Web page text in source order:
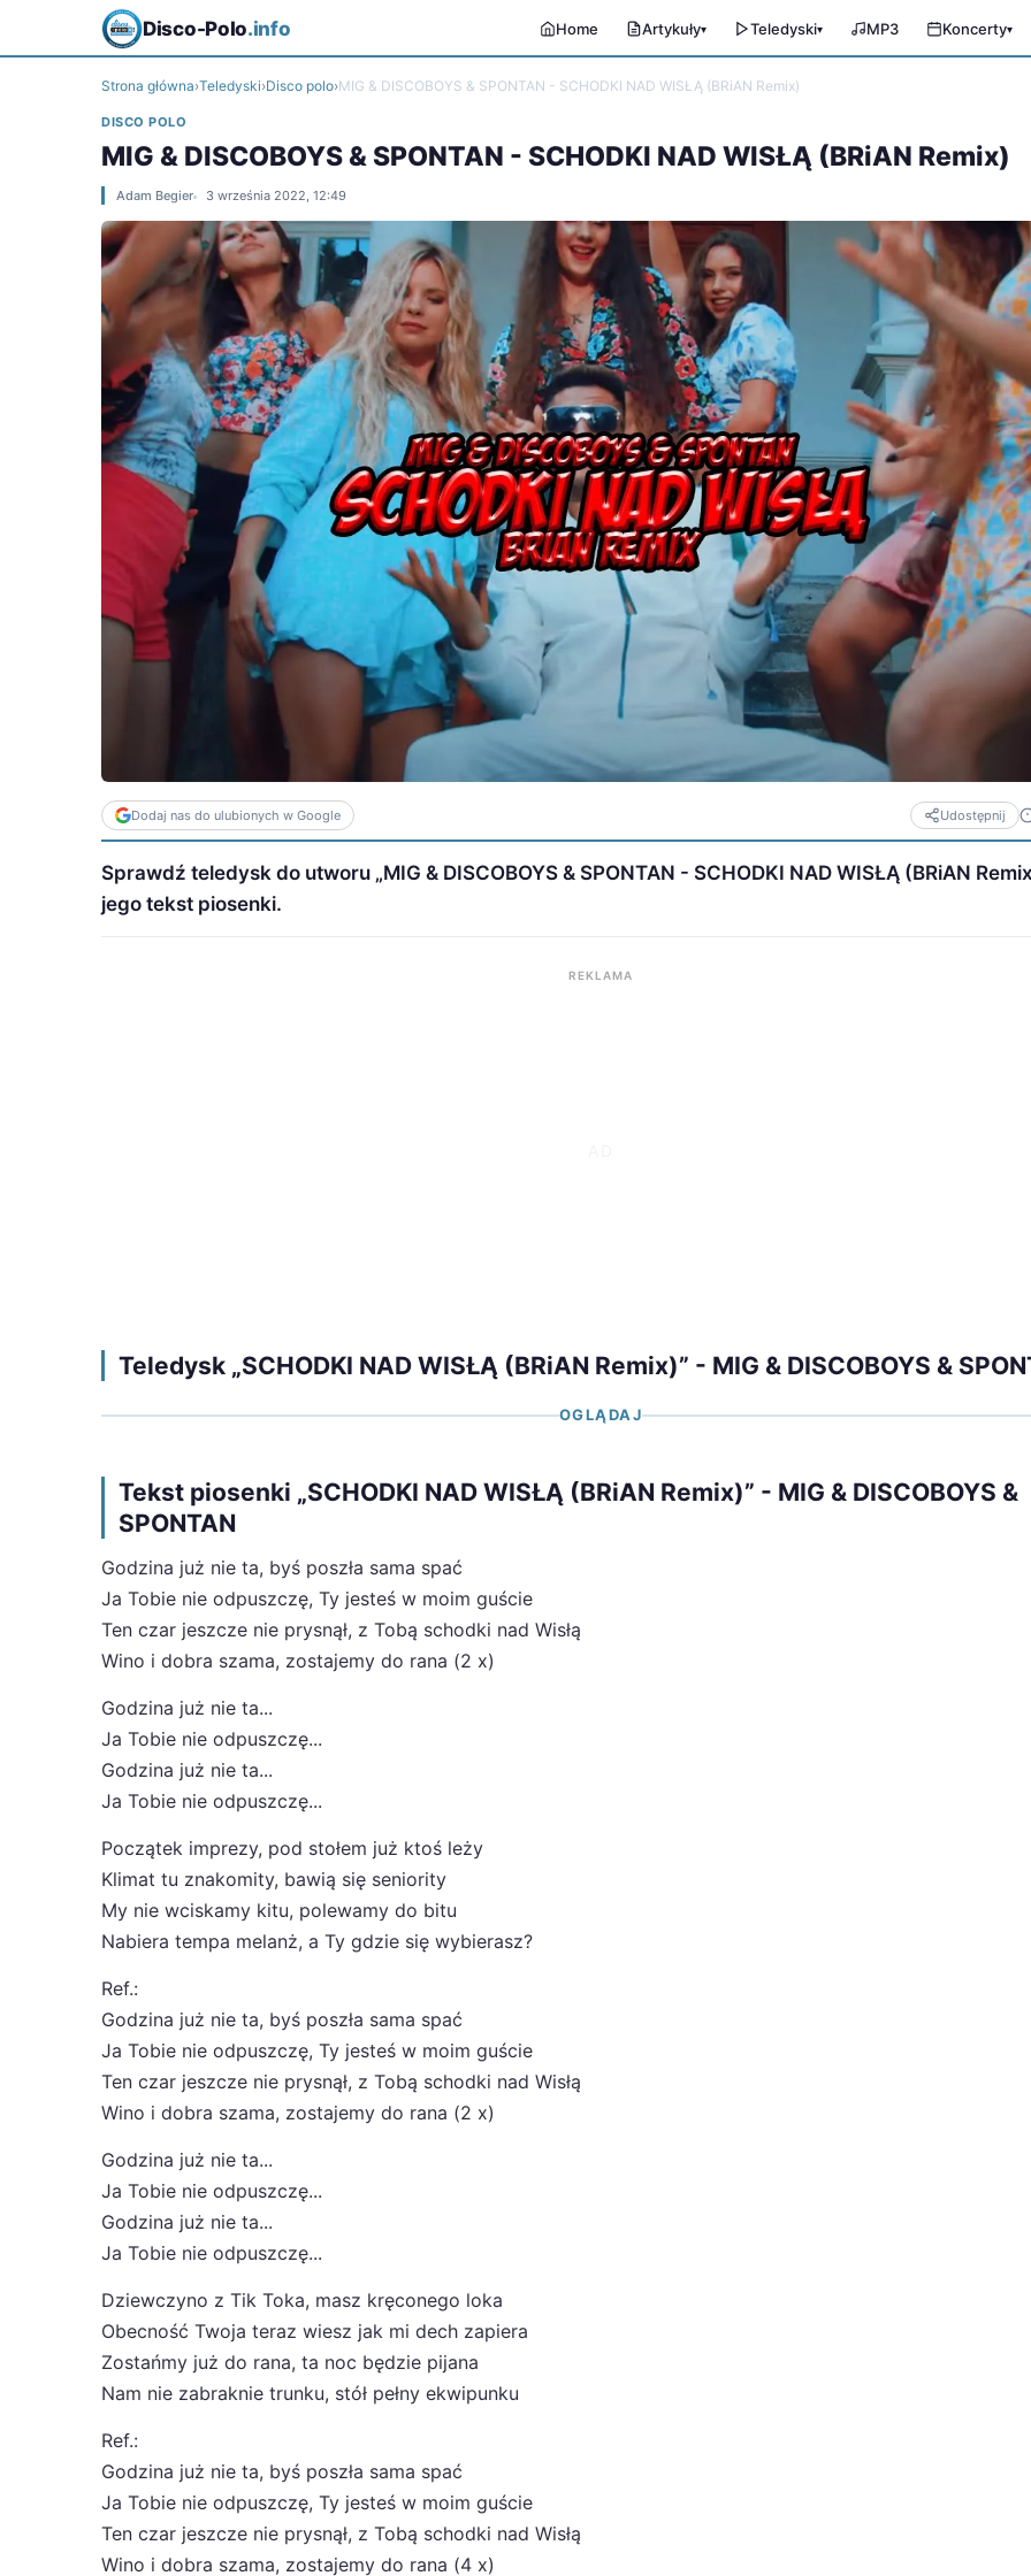
Disco-Polo.info Home Artykuły▾ Teledyski▾ MP3 Koncerty▾
Strona główna›Teledyski›Disco polo›MIG & DISCOBOYS & SPONTAN - SCHODKI NAD WISŁĄ (BRiAN Remix)
DISCO POLO
MIG & DISCOBOYS & SPONTAN - SCHODKI NAD WISŁĄ (BRiAN Remix)
Adam Begier 3 września 2022, 12:49
Dodaj nas do ulubionych w Google Udostępnij
Sprawdź teledysk do utworu „MIG & DISCOBOYS & SPONTAN - SCHODKI NAD WISŁĄ (BRiAN
jego tekst piosenki.
REKLAMA
Teledysk „SCHODKI NAD WISŁĄ (BRiAN Remix)” - MIG & DISCOBOYS &
OGLĄDAJ
Tekst piosenki „SCHODKI NAD WISŁĄ (BRiAN Remix)” - MIG & DISCOBOYS &
SPONTAN
Godzina już nie ta, byś poszła sama spać
Ja Tobie nie odpuszczę, Ty jesteś w moim guście
Ten czar jeszcze nie prysnął, z Tobą schodki nad Wisłą
Wino i dobra szama, zostajemy do rana (2 x)
Godzina już nie ta...
Ja Tobie nie odpuszczę...
Godzina już nie ta...
Ja Tobie nie odpuszczę...
Początek imprezy, pod stołem już ktoś leży
Klimat tu znakomity, bawią się seniority
My nie wciskamy kitu, polewamy do bitu
Nabiera tempa melanż, a Ty gdzie się wybierasz?
Ref.:
Godzina już nie ta, byś poszła sama spać
Ja Tobie nie odpuszczę, Ty jesteś w moim guście
Ten czar jeszcze nie prysnął, z Tobą schodki nad Wisłą
Wino i dobra szama, zostajemy do rana (2 x)
Godzina już nie ta...
Ja Tobie nie odpuszczę...
Godzina już nie ta...
Ja Tobie nie odpuszczę...
Dziewczyno z Tik Toka, masz kręconego loka
Obecność Twoja teraz wiesz jak mi dech zapiera
Zostańmy już do rana, ta noc będzie pijana
Nam nie zabraknie trunku, stół pełny ekwipunku
Ref.:
Godzina już nie ta, byś poszła sama spać
Ja Tobie nie odpuszczę, Ty jesteś w moim guście
Ten czar jeszcze nie prysnął, z Tobą schodki nad Wisłą
Wino i dobra szama, zostajemy do rana (4 x)